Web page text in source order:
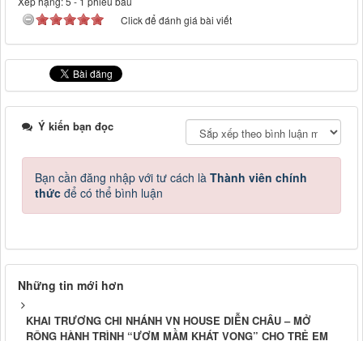
Click để đánh giá bài viết
Ý kiến bạn đọc
Bạn cần đăng nhập với tư cách là Thành viên chính
thức để có thể bình luận
Những tin mới hơn
KHAI TRƯƠNG CHI NHÁNH VN HOUSE DIỄN CHÂU – MỞ
RỘNG HÀNH TRÌNH “ƯƠM MẦM KHÁT VỌNG” CHO TRẺ EM